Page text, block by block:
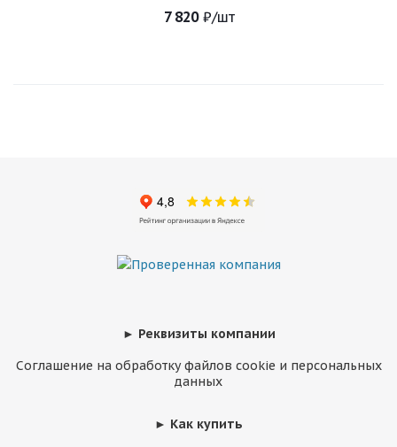
7 820₽/шт
► Реквизиты компании
Соглашение на обработку файлов cookie и персональных
данных
► Как купить